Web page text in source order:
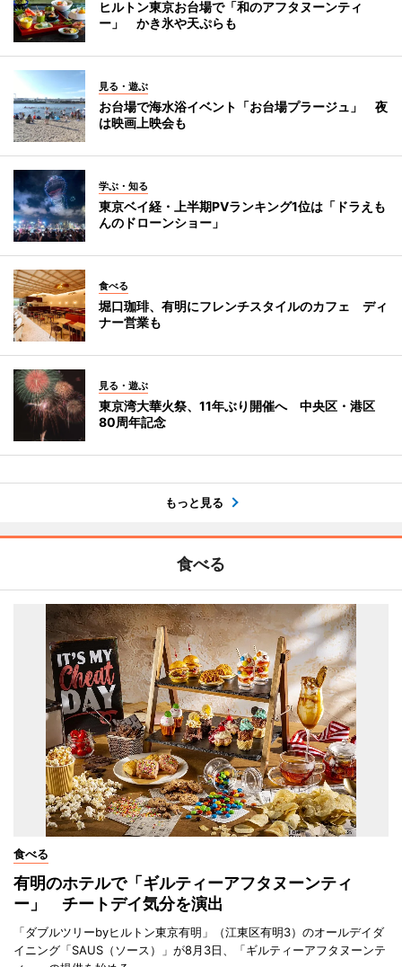
ヒルトン東京お台場で「和のアフタヌーンティ
ー」 かき氷や天ぷらも
見る・遊ぶ
お台場で海水浴イベント「お台場プラージュ」 夜
は映画上映会も
学ぶ・知る
東京ベイ経・上半期PVランキング1位は「ドラえも
んのドローンショー」
食べる
堀口珈琲、有明にフレンチスタイルのカフェ ディ
ナー営業も
見る・遊ぶ
東京湾大華火祭、11年ぶり開催へ 中央区・港区
80周年記念
もっと見る
食べる
食べる
有明のホテルで「ギルティーアフタヌーンティ
ー」 チートデイ気分を演出
「ダブルツリーbyヒルトン東京有明」（江東区有明3）のオールデイダ
イニング「SAUS（ソース）」が8月3日、「ギルティーアフタヌーンテ